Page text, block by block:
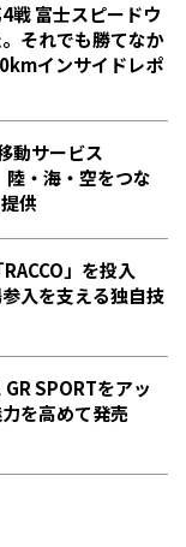
戦 富士スピードウ
それでも勝てなか
インサイドレポ
動サービス
・海・空をつな
供
RACCO」を投入
入を支える独自技
GR SPORTをアッ
を高めて発売